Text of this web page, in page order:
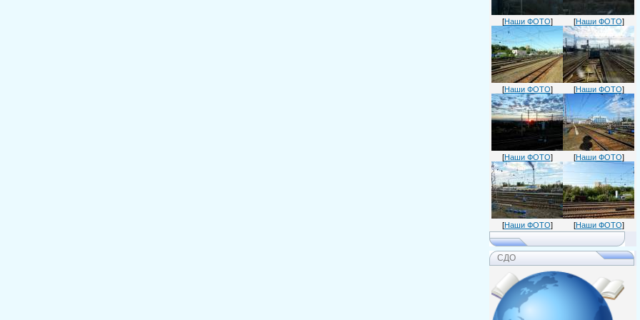
[Наши ФОТО] [Наши ФОТО]
[Наши ФОТО] [Наши ФОТО]
[Наши ФОТО] [Наши ФОТО]
[Наши ФОТО] [Наши ФОТО]
СДО